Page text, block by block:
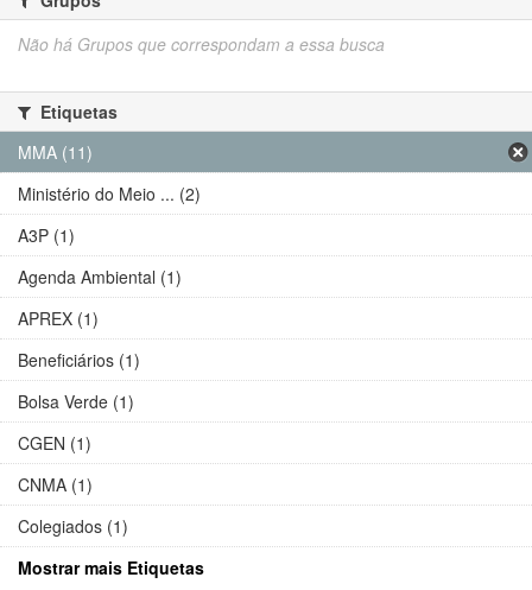
Não há Grupos que correspondam a essa busca
Etiquetas
MMA (11)
Ministério do Meio ... (2)
A3P (1)
Agenda Ambiental (1)
APREX (1)
Beneficiários (1)
Bolsa Verde (1)
CGEN (1)
CNMA (1)
Colegiados (1)
Mostrar mais Etiquetas